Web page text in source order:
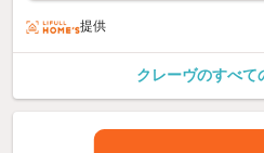
提供
クレーヴのすべて